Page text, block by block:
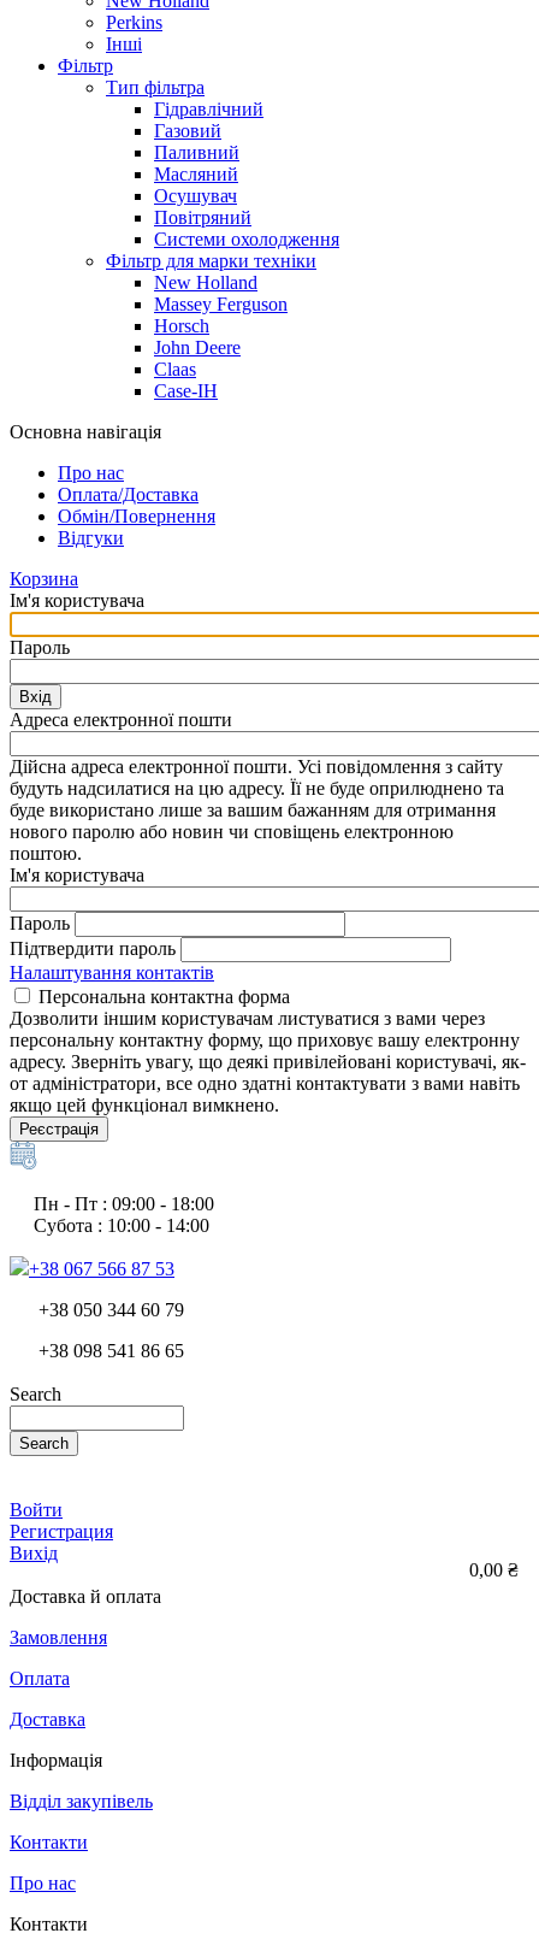
Perkins
Інші
Фільтр
Тип фільтра
Гідравлічний
Газовий
Паливний
Масляний
Осушувач
Повітряний
Системи охолодження
Фільтр для марки техніки
New Holland
Massey Ferguson
Horsch
John Deere
Claas
Case-IH
Основна навігація
Про нас
Оплата/Доставка
Обмін/Повернення
Відгуки
Корзина
Ім'я користувача
Пароль
Вхід
Адреса електронної пошти
Дійсна адреса електронної пошти. Усі повідомлення з сайту
будуть надсилатися на цю адресу. Її не буде оприлюднено та
буде використано лише за вашим бажанням для отримання
нового паролю або новин чи сповіщень електронною
поштою.
Ім'я користувача
Пароль
Підтвердити пароль
Налаштування контактів
Персональна контактна форма
Дозволити іншим користувачам листуватися з вами через
персональну контактну форму, що приховує вашу електронну
адресу. Зверніть увагу, що деякі привілейовані користувачі, як-
от адміністратори, все одно здатні контактувати з вами навіть
якщо цей функціонал вимкнено.
Реєстрація
Пн - Пт : 09:00 - 18:00
Субота : 10:00 - 14:00
+38 067 566 87 53
+38 050 344 60 79
+38 098 541 86 65
Search
Search
0,00 ₴
Войти
Регистрация
Вихід
Доставка й оплата
Замовлення
Оплата
Доставка
Інформація
Відділ закупівель
Контакти
Про нас
Контакти